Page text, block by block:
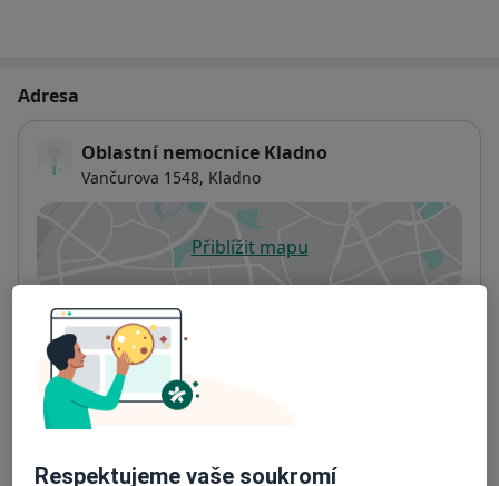
Adresa
Oblastní nemocnice Kladno
Vančurova 1548, Kladno
Přiblížit mapuse otevře v nové záložce
Dostupnost
Na této adrese online kalendář není aktivní
Co mám v takové situaci udělat?
Způsoby platby (soukromé návštěvy)
Detaily
Respektujeme vaše soukromí